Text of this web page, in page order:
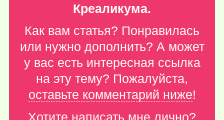
Креаликума.
Как вам статья? Понравилась
или нужно дополнить? А может
у вас есть интересная ссылка
на эту тему? Пожалуйста,
оставьте комментарий ниже!
Хотите написать мне лично?